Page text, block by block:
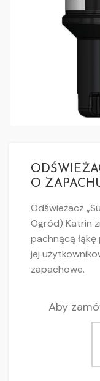
O
Odświeżacz
Ogród) Katrin
pachnącą
jej
zapachowe.
Aby